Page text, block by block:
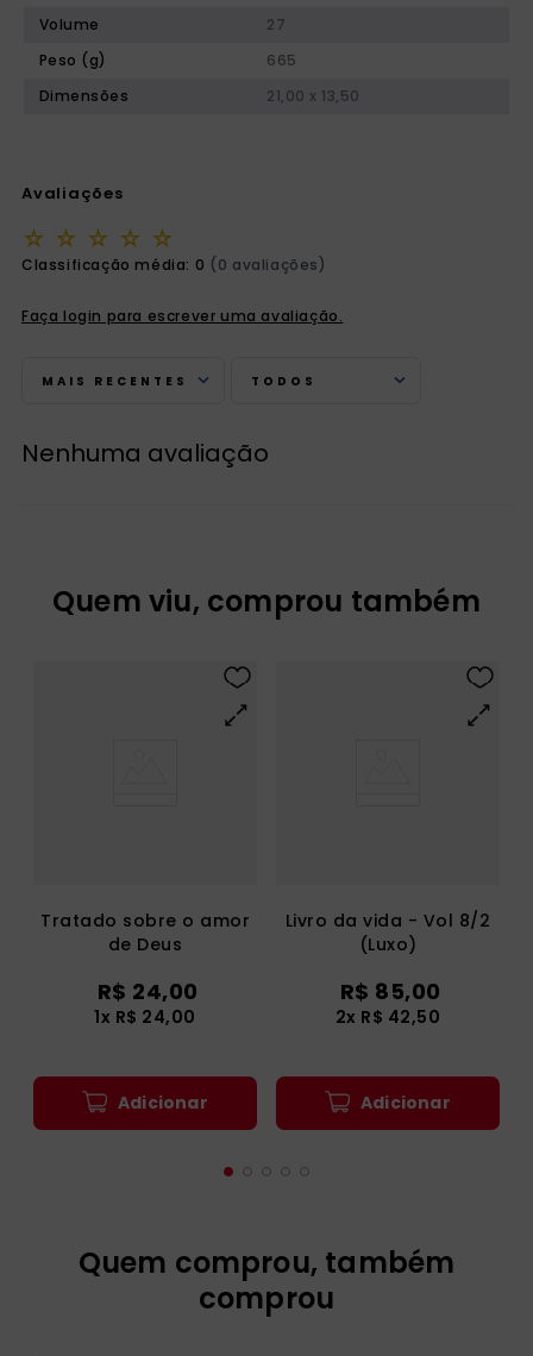
Volume
27
Peso (g)
665
Dimensões
21,00 x 13,50
Avaliações
☆ ☆ ☆ ☆ ☆
Classificação média: 0 (0 avaliações)
Faça login para escrever uma avaliação.
MAIS RECENTES TODOS
Nenhuma avaliação
Quem viu, comprou também
Tratado sobre o amor
de Deus
R$ 24,00
1x R$ 24,00
Adicionar
Livro da vida - Vol 8/2
(Luxo)
R$ 85,00
2x R$ 42,50
Adicionar
Quem comprou, também
comprou